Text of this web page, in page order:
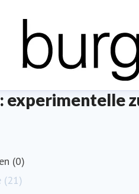
experimentelle
(0)
(21)